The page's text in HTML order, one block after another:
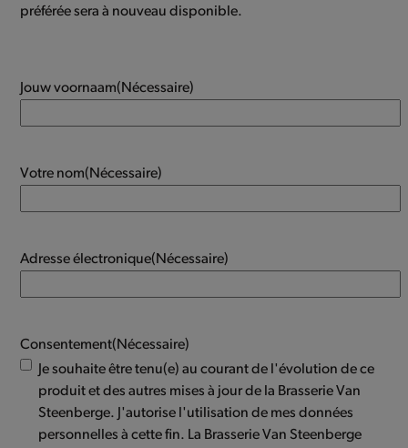
préférée sera à nouveau disponible.
Jouw voornaam(Nécessaire)
Votre nom(Nécessaire)
Adresse électronique(Nécessaire)
Consentement(Nécessaire)
Je souhaite être tenu(e) au courant de l'évolution de ce
produit et des autres mises à jour de la Brasserie Van
Steenberge. J'autorise l'utilisation de mes données
personnelles à cette fin. La Brasserie Van Steenberge